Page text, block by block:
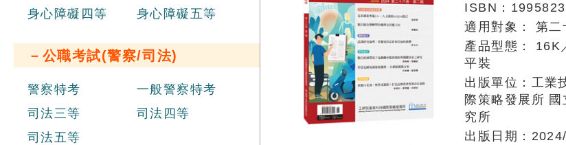
身心障礙四等
身心障礙五等
－公職考試(警察/司法)
警察特考
一般警察特考
司法三等
司法四等
司法五等
ISBN：
適用對象：第二
產品型態： 16K
平裝
出版單位： 工業
際策略發展所
究所
出版日期：